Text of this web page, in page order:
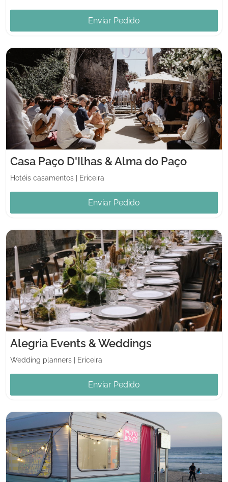
Enviar Pedido
Casa Paço D'Ilhas & Alma do Paço
Hotéis casamentos Ericeira
Enviar Pedido
Alegria Events & Weddings
Wedding planners Ericeira
Enviar Pedido